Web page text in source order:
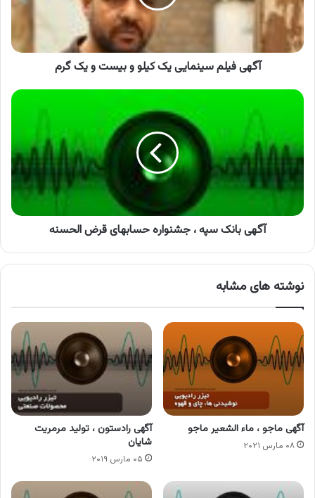
و
بیست
و
یک
آگهی فیلم سینمایی یک کیلو و بیست و یک گرم
آگهی
جشنواره
حسابهای
قرض
الحسنه
آگهی بانک سپه ، جشنواره حسابهای قرض الحسنه
نوشته های مشابه
آگهی ماجو ، ماء الشعیر ماجو
۰۸ مارس ۲۰۲۱
آگهی رادستون ، تولید مرمریت
شایان
۰۵ مارس ۲۰۱۹